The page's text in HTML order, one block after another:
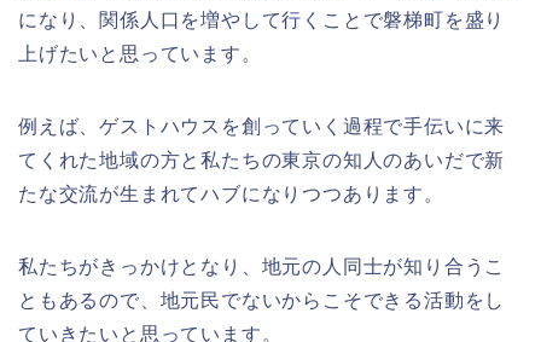
になり、関係人口を増やして行くことで磐梯町を盛り
上げたいと思っています。
例えば、ゲストハウスを創っていく過程で手伝いに来
てくれた地域の方と私たちの東京の知人のあいだで新
たな交流が生まれてハブになりつつあります。
私たちがきっかけとなり、地元の人同士が知り合うこ
ともあるので、地元民でないからこそできる活動をし
ていきたいと思っています。